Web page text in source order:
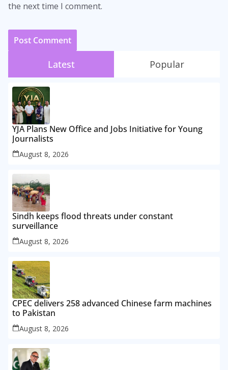
the next time I comment.
Latest Popular
YJA Plans New Office and Jobs Initiative for Young
Journalists
August 8, 2026
Sindh keeps flood threats under constant
surveillance
August 8, 2026
CPEC delivers 258 advanced Chinese farm machines
to Pakistan
August 8, 2026